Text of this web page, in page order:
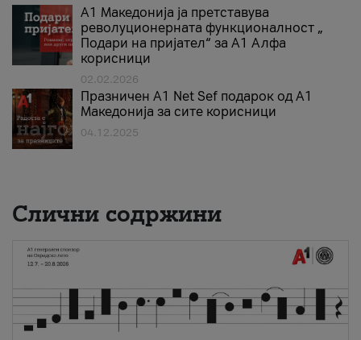
А1 Македонија ја претставува
револуционерната функционалност „
Подари на пријател“ за А1 Алфа
корисници
02.02.2026
Празничен A1 Net Sеf подарок од А1
Македонија за сите корисници
04.12.2025
Слични содржини